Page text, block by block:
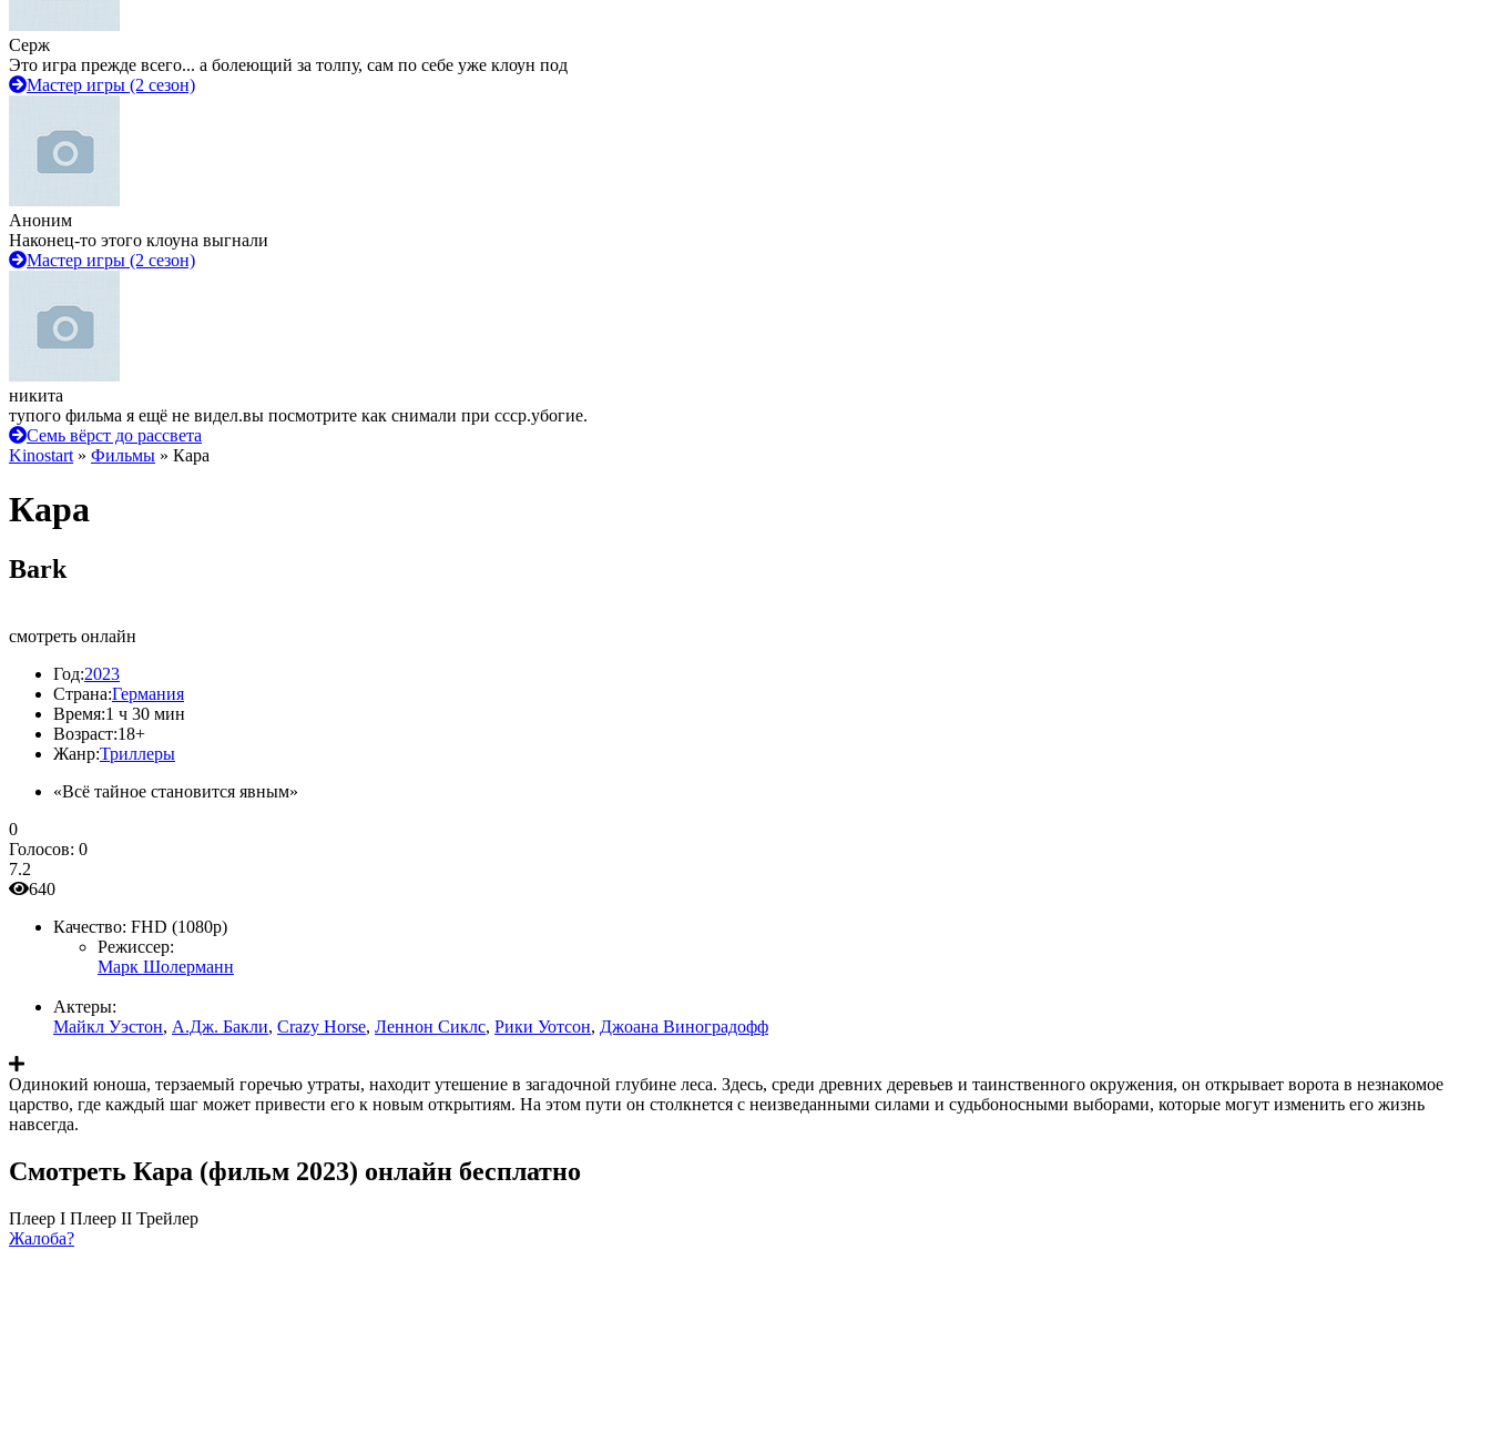
Серж
Это игра прежде всего... а болеющий за толпу, сам по себе уже клоун под
Мастер игры (2 сезон)
Аноним
Наконец-то этого клоуна выгнали
Мастер игры (2 сезон)
никита
тупого фильма я ещё не видел.вы посмотрите как снимали при ссср.убогие.
Семь вёрст до рассвета
Kinostart » Фильмы » Кара
Кара
Bark
смотреть онлайн
Год:2023
Страна:Германия
Время:1 ч 30 мин
Возраст:18+
Жанр:Триллеры
«Всё тайное становится явным»
0
Голосов: 0
7.2
640
Качество: FHD (1080p)
Режиссер:
Марк Шолерманн
Актеры:
Майкл Уэстон, А.Дж. Бакли, Crazy Horse, Леннон Сиклс, Рики Уотсон, Джоана Виноградофф
Одинокий юноша, терзаемый горечью утраты, находит утешение в загадочной глубине леса. Здесь, среди древних деревьев и таинственного окружения, он открывает ворота в незнакомое
царство, где каждый шаг может привести его к новым открытиям. На этом пути он столкнется с неизведанными силами и судьбоносными выборами, которые могут изменить его жизнь
навсегда.
Смотреть Кара (фильм 2023) онлайн бесплатно
Плеер I Плеер II Трейлер
Жалоба?